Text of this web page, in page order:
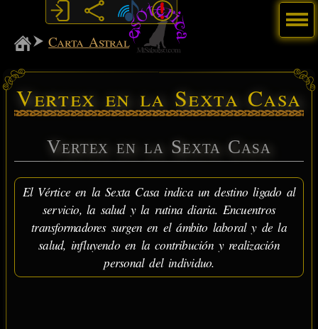
MiSabueso
Carta Astral
Vertex en la Sexta Casa
Vertex en la Sexta Casa
El Vértice en la Sexta Casa indica un destino ligado al
servicio, la salud y la rutina diaria. Encuentros
transformadores surgen en el ámbito laboral y de la
salud, influyendo en la contribución y realización
personal del individuo.
Menú